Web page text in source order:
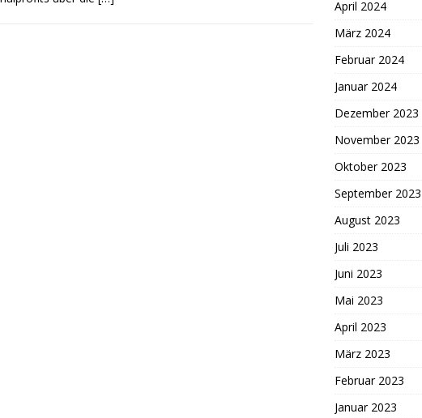
April 2024
März 2024
Februar 2024
Januar 2024
Dezember 2023
November 2023
Oktober 2023
September 2023
August 2023
Juli 2023
Juni 2023
Mai 2023
April 2023
März 2023
Februar 2023
Januar 2023